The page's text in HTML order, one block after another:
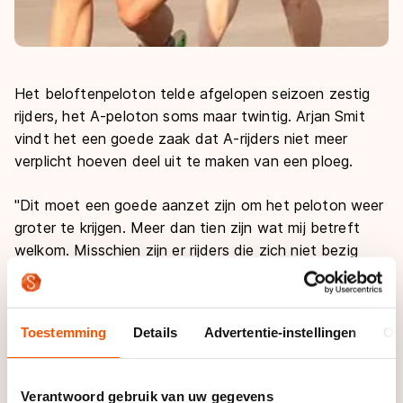
Toestemming Details Advertentie-instellingen
Verantwoord gebruik van uw gegevens
Het beloftenpeloton telde afgelopen seizoen zestig
rijders, het A-peloton soms maar twintig. Arjan Smit
vindt het een goede zaak dat A-rijders niet meer
verplicht hoeven deel uit te maken van een ploeg.
"Dit moet een goede aanzet zijn om het peloton weer
groter te krijgen. Meer dan tien zijn wat mij betreft
welkom. Misschien zijn er rijders die zich niet bezig
gehouden hebben met het klassement, maar wel goed
zijn. Het zou mooi zijn als een flinke lichting de stap
makkelijker om de aansluiting bij de A-rijders te vinden."